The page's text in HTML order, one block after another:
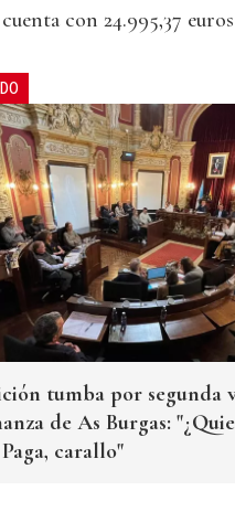
con 24.995,37
tumba por segunda
de As Burgas:
carallo"